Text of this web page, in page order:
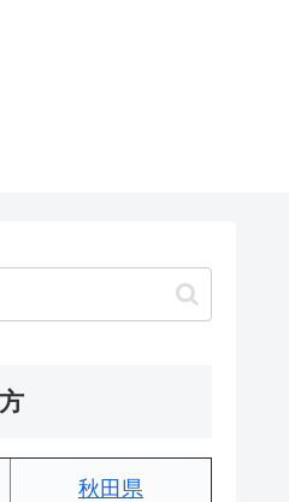
秋田県